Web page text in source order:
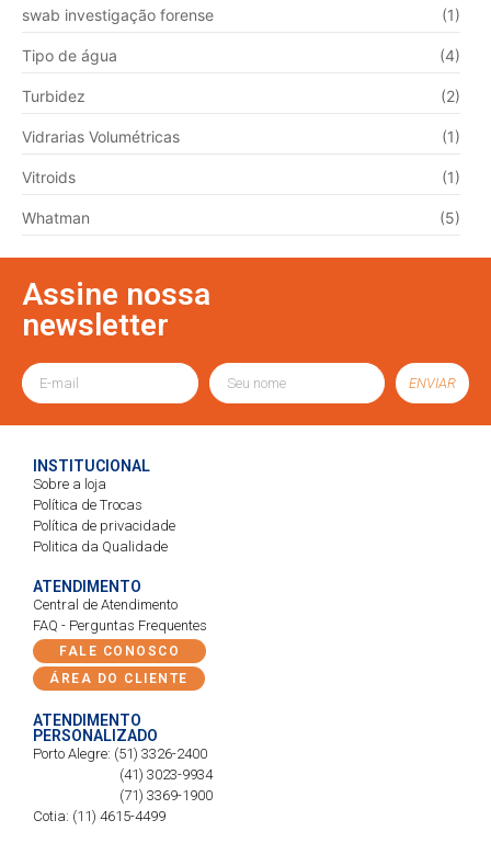
swab investigação forense (1)
Tipo de água (4)
Turbidez (2)
Vidrarias Volumétricas (1)
Vitroids (1)
Whatman (5)
Assine nossa
newsletter
ENVIAR
INSTITUCIONAL
Sobre a loja
Política de Trocas
Política de privacidade
Politica da Qualidade
ATENDIMENTO
Central de Atendimento
FAQ - Perguntas Frequentes
FALE CONOSCO
ÁREA DO CLIENTE
ATENDIMENTO
PERSONALIZADO
Porto Alegre: (51) 3326-2400
(41) 3023-9934
(71) 3369-1900
Cotia: (11) 4615-4499